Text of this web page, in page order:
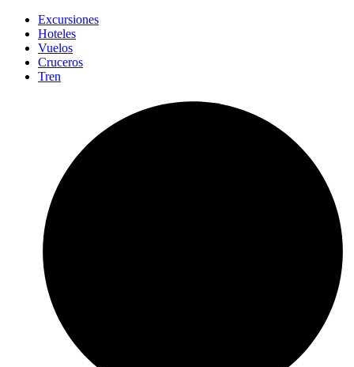
Excursiones
Hoteles
Vuelos
Cruceros
Tren